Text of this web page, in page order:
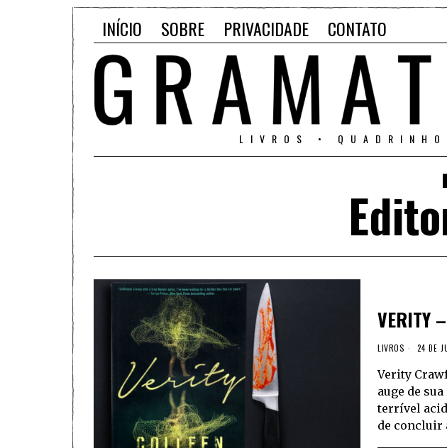
INÍCIO SOBRE PRIVACIDADE CONTATO
LIVROS •
VERITY
LIVROS 24 DE
Verity
auge de
terrível
de concluir